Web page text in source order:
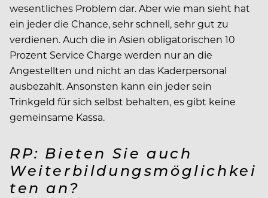
wesentliches Problem dar. Aber wie man sieht hat
ein jeder die Chance, sehr schnell, sehr gut zu
verdienen. Auch die in Asien obligatorischen 10
Prozent Service Charge werden nur an die
Angestellten und nicht an das Kaderpersonal
ausbezahlt. Ansonsten kann ein jeder sein
Trinkgeld für sich selbst behalten, es gibt keine
gemeinsame Kassa.
RP: Bieten Sie auch
Weiterbildungsmöglichkei
ten an?